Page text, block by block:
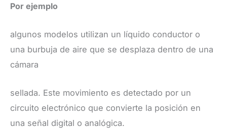
Por ejemplo
algunos modelos utilizan un líquido conductor o
una burbuja de aire que se desplaza dentro de una
cámara
sellada. Este movimiento es detectado por un
circuito electrónico que convierte la posición en
una señal digital o analógica.